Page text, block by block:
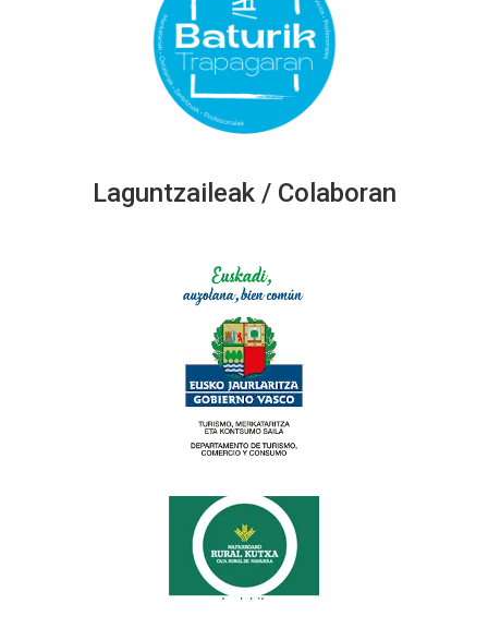
Laguntzaileak / Colaboran